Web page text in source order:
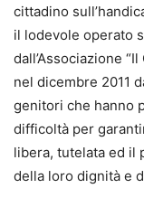
cittadino
il lodevole operato
dall’Associazione
nel dicembre 2011
genitori che hanno
difficoltà per
libera, tutelata ed il
della loro dignità e